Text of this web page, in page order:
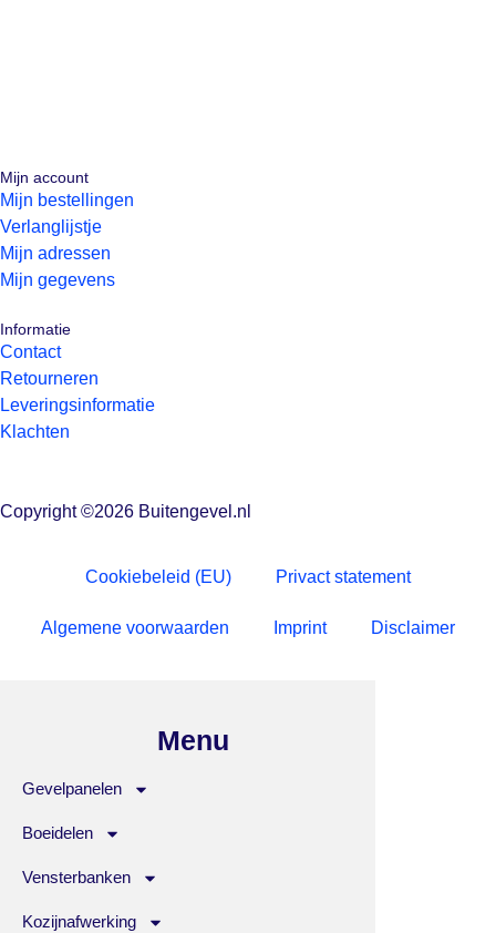
Mijn account
Mijn bestellingen
Verlanglijstje
Mijn adressen
Mijn gegevens
Informatie
Contact
Retourneren
Leveringsinformatie
Klachten
Copyright ©2026 Buitengevel.nl
Cookiebeleid (EU) Privact statement
Algemene voorwaarden Imprint Disclaimer
Menu
Gevelpanelen
Boeidelen
Vensterbanken
Kozijnafwerking